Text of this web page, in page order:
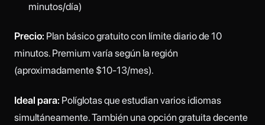
minutos/día)
Precio: Plan básico gratuito con límite diario de 10
minutos. Premium varía según la región
(aproximadamente $10-13/mes).
Ideal para: Políglotas que estudian varios idiomas
simultáneamente. También una opción gratuita decente